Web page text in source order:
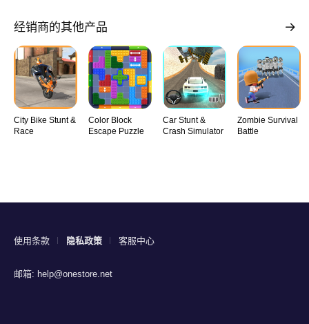
经销商的其他产品
City Bike Stunt &
Race
Color Block
Escape Puzzle
Car Stunt &
Crash Simulator
Zombie Survival
Battle
使用条款 隐私政策 客服中心
邮箱: help@onestore.net